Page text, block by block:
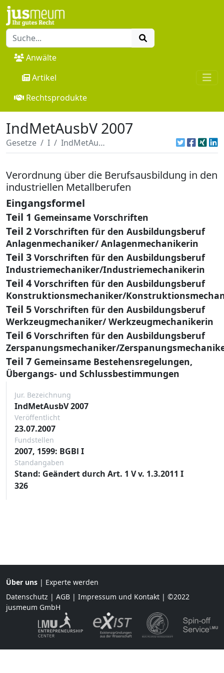
Anwälte
Artikel
Rechtsprodukte
IndMetAusbV 2007
Gesetze I IndMetAusbV 2007
Verordnung über die Berufsausbildung in den
industriellen Metallberufen
Eingangsformel
Teil 1 Gemeinsame Vorschriften
Teil 2 Vorschriften für den Ausbildungsberuf
Anlagenmechaniker/ Anlagenmechanikerin
Teil 3 Vorschriften für den Ausbildungsberuf
Industriemechaniker/Industriemechanikerin
Teil 4 Vorschriften für den Ausbildungsberuf
Konstruktionsmechaniker/
Teil 5 Vorschriften für den Ausbildungsberuf
Werkzeugmechaniker/ Werkzeugmechanikerin
Teil 6 Vorschriften für den Ausbildungsberuf
Zerspanungsmechaniker/
Teil 7 Gemeinsame Bestehensregelungen,
Übergangs- und Schlussbestimmungen
Jur. Bezeichnung
IndMetAusbV 2007
Veröffentlicht
23.07.2007
Fundstellen
2007, 1599: BGBl I
Standangaben
Stand: Geändert durch Art. 1 V v. 1.3.2011 I
326
Über uns | Experte werden
Datenschutz | AGB | Impressum und Kontakt | ©2022
jusmeum GmbH